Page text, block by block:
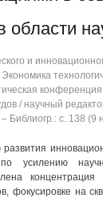
области
и
/ научный
Библиогр.: с. 138 (9
усилению
концентрация
на